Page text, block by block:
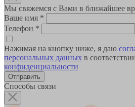
Мы свяжемся с Вами в ближайшее
Ваше имя *
Телефон *
Нажимая на кнопку ниже, я даю
персональных данных в
конфиденциальности
Способы связи